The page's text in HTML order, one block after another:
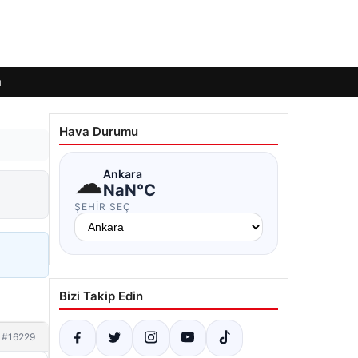
#16229
Hava Durumu
☁Ankara
NaN°C
ŞEHIR SEÇ
Bizi Takip Edin